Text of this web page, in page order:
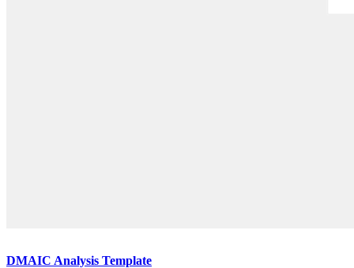
DMAIC Analysis Template